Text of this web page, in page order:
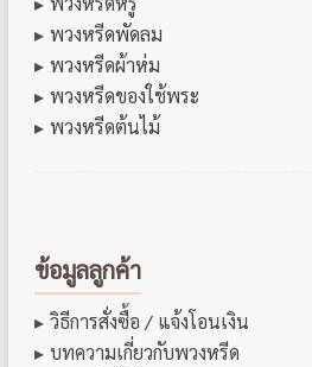
พวงหรีดพัดลม
พวงหรีดผ้าห่ม
พวงหรีดของใช้พระ
พวงหรีดต้นไม้
ข้อมูลลูกค้า
วิธีการสั่งซื้อ / แจ้งโอนเงิน
บทความเกี่ยวกับพวงหรีด